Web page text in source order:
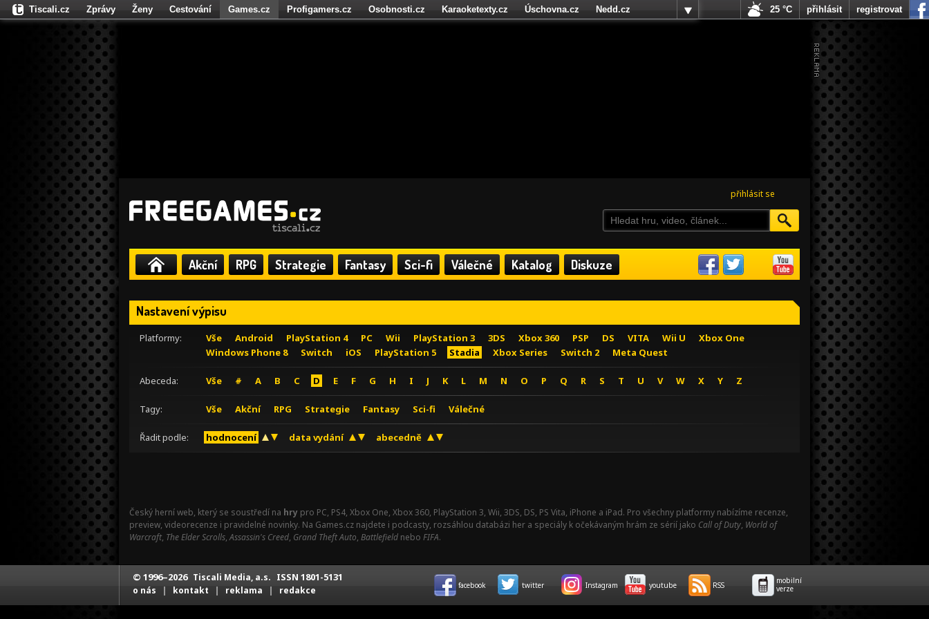
přihlásit se
Akční RPG Strategie Fantasy Sci-fi Válečné Katalog Diskuze
Nastavení výpisu
Platformy: Vše Android PlayStation 4 PC Wii PlayStation 3 3DS Xbox 360 PSP DS VITA Wii U
Xbox One
Windows Phone 8
Switch iOS PlayStation 5 Stadia Xbox Series Switch 2 Meta Quest
Abeceda: Vše # A B C D E F G H I J K L M N O P Q R S T U V W X Y Z
Tagy: Vše Akční RPG Strategie Fantasy Sci-fi Válečné
Řadit podle: hodnocení data vydání abecedně
Český herní web, který se soustředí na hry pro PC, PS4, Xbox One, Xbox 360, PlayStation 3, Wii, 3DS, DS, PS Vita, iPhone a iPad. Pro všechny platformy nabízíme recenze,
preview, videorecenze i pravidelné novinky. Na Games.cz najdete i podcasty, rozsáhlou databázi her a speciály k očekávaným hrám ze sérií jako Call of Duty, World of
Warcraft, The Elder Scrolls,Assassin's Creed, Grand Theft Auto, Battlefield nebo FIFA.
Tiscali.cz Zprávy Ženy Cestování Games.cz Profigamers.cz Osobnosti.cz Karaoketexty.cz Úschovna.cz
Nedd.cz
Fights.cz
25 °C přihlásit registrovat
© 1996–2026 Tiscali Media, a.s. ISSN 1801-5131
o nás | kontakt | reklama | redakce facebook twitter Instagram youtube RSS
mobilní
verze